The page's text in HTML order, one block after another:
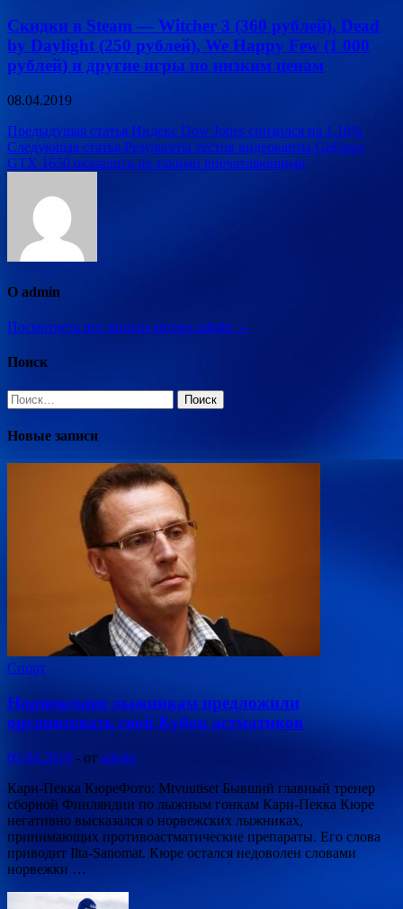
Скидки в Steam — Witcher 3 (360 рублей), Dead
by Daylight (250 рублей), We Happy Few (1 000
рублей) и другие игры по низким ценам
08.04.2019
Навигация
по
Предыдущая статья Индекс Dow Jones снизился на 1,18%
Следующая статья Результаты тестов видеокарты GeForce
GTX 1650 оказались не такими впечатляющими
О admin
Посмотреть все записи автора admin →
Поиск
Найти:
Новые записи
Спорт
Норвежским лыжникам предложили
организовать свой Кубок астматиков
09.04.2019 - от admin
Кари-Пекка КюреФото: Mtvuutiset Бывший главный тренер
сборной Финляндии по лыжным гонкам Кари-Пекка Кюре
негативно высказался о норвежских лыжниках,
принимающих противоастматические препараты. Его слова
приводит Ilta-Sanomat. Кюре остался недоволен словами
норвежки …